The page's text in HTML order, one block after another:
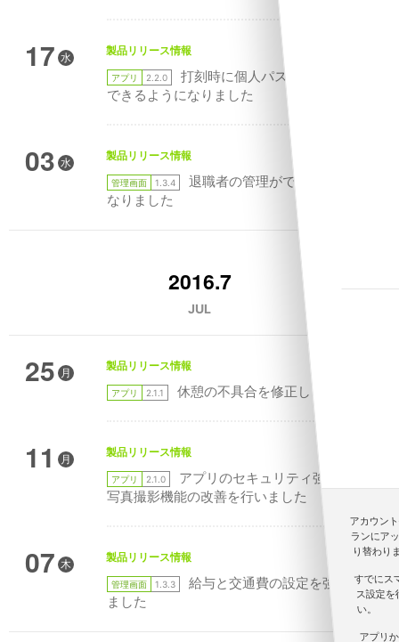
アカウン
ランにア
り替わり
すでにス
ス設定を
い。
アプリ
17 水
製品リリース情報
アプリ 2.2.0
打刻時に個人パスワードを設定
できるようになりました
03 水
製品リリース情報
管理画面 1.3.4
退職者の管理ができるように
なりました
2016.7
JUL
25 月
製品リリース情報
アプリ 2.1.1 休憩の不具合を修正しました
11 月
製品リリース情報
アプリ 2.1.0
アプリのセキュリティ強化と、
写真撮影機能の改善を行いました
07 木
製品リリース情報
管理画面 1.3.3
給与と交通費の設定を強化し
ました